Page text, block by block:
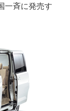
一斉に発売す